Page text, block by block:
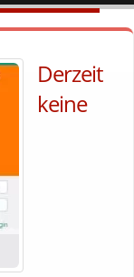
Derzeit
keine